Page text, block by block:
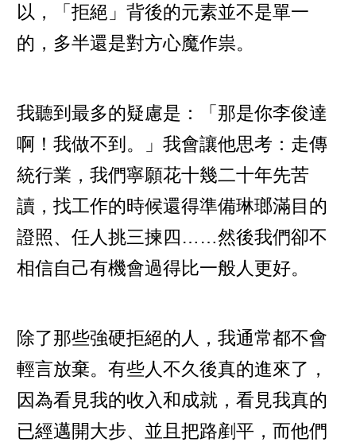
以，「拒絕」背後的元素並不是單一
的，多半還是對方心魔作祟。
我聽到最多的疑慮是：「那是你李俊達
啊！我做不到。」我會讓他思考：走傳
統行業，我們寧願花十幾二十年先苦
讀，找工作的時候還得準備琳瑯滿目的
證照、任人挑三揀四……然後我們卻不
相信自己有機會過得比一般人更好。
除了那些強硬拒絕的人，我通常都不會
輕言放棄。有些人不久後真的進來了，
因為看見我的收入和成就，看見我真的
已經邁開大步、並且把路剷平，而他們